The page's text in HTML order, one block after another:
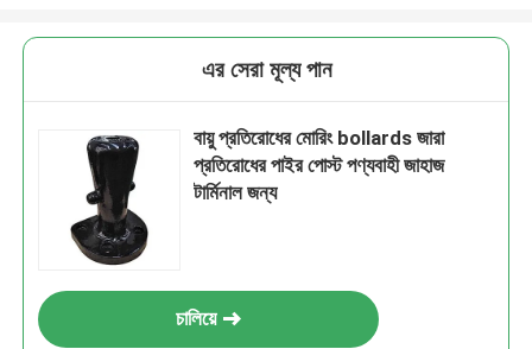
এর সেরা মূল্য পান
বায়ু প্রতিরোধের মোরিং bollards জারা
প্রতিরোধের পাইর পোস্ট পণ্যবাহী জাহাজ
টার্মিনাল জন্য
চালিয়ে